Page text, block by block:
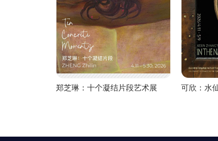
郑芝琳：十个凝结片段艺术展 可欣：水